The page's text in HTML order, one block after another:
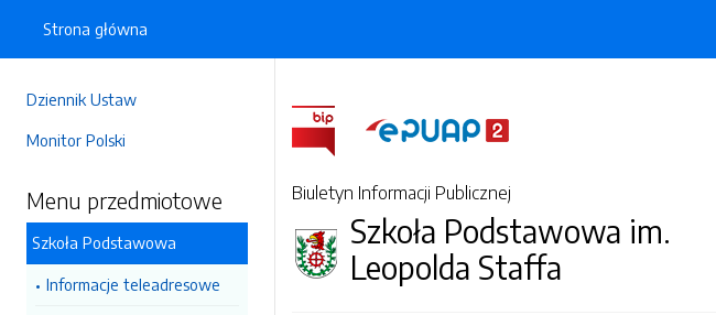
Dziennik Ustaw
Monitor Polski
Menu przedmiotowe
Szkoła Podstawowa
Informacje teleadresowe
Strona główna
Biuletyn Informacji Publicznej
Szkoła Podstawowa im.
Leopolda Staffa